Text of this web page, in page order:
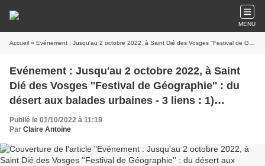
MENU
Accueil » Evénement : Jusqu'au 2 octobre 2022, à Saint Dié des Vosges ''Festival de Géographie'' : du désert aux balades urbaines - 3 liens : 1) fig.saint-die-des-vosges; 2) france culture/podcasts '' Déserts français : repenser la diagonale du vide'' 3) illustration logo Getty - Alexandre Prévot
Evénement : Jusqu'au 2 octobre 2022, à Saint
Dié des Vosges ''Festival de Géographie'' : du
désert aux balades urbaines - 3 liens : 1)
fig.saint-die-des-vosges; 2) france
culture/podcasts '' Déserts français : repenser la
diagonale du vide'' 3) illustration logo Getty -
Alexandre Prévot
Publié le 01/10/2022 à 11:19
Par Claire Antoine